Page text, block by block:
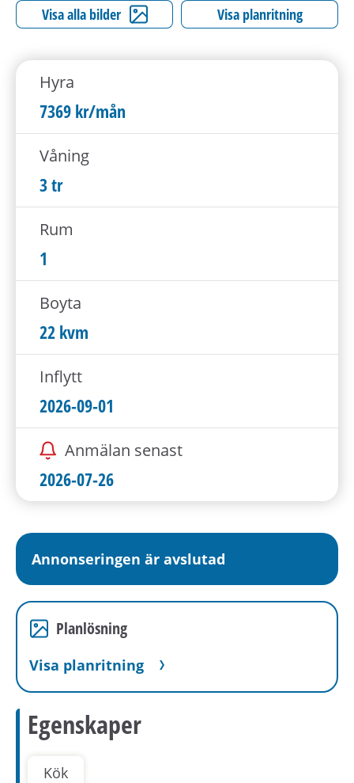
l
Visa alla bilder Visa planritning
Hyra
7369 kr/mån
Våning
3 tr
Rum
1
Boyta
22 kvm
Inflytt
2026-09-01
Anmälan senast
2026-07-26
Annonseringen är avslutad
Planlösning
Visa planritning
Egenskaper
Kök